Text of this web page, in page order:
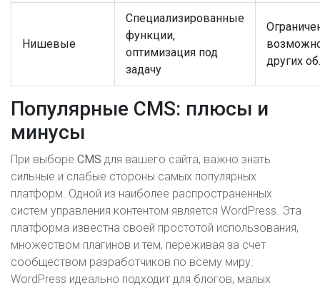
Нишевые
Специализированные
функции,
оптимизация под
задачу
других
Популярные CMS: плюсы и
минусы
При выборе CMS для вашего сайта, важно знать
сильные и слабые стороны самых популярных
платформ. Одной из наиболее распространенных
систем управления контентом является WordPress. Эта
платформа известна своей простотой использования,
множеством плагинов и тем, переживая за счет
сообществом разработчиков по всему миру.
WordPress идеально подходит для блогов, малых